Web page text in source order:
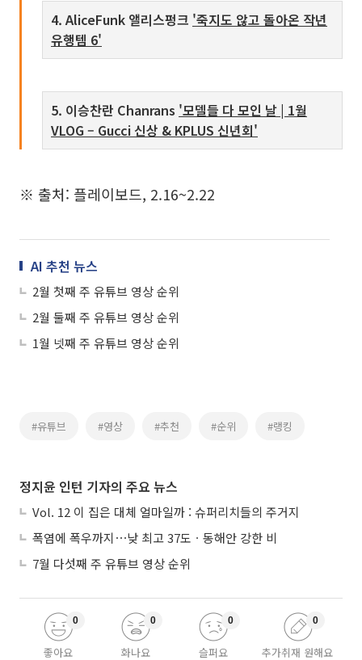
4. AliceFunk 앨리스펑크 '죽지도 않고 돌아온 작년
유행템 6'
5. 이승찬란 Chanrans '모델들 다 모인 날 | 1월
VLOG – Gucci 신상 & KPLUS 신년회'
※ 출처: 플레이보드, 2.16~2.22
AI 추천 뉴스
2월 첫째 주 유튜브 영상 순위
2월 둘째 주 유튜브 영상 순위
1월 넷째 주 유튜브 영상 순위
#유튜브 #영상 #추천 #순위 #랭킹
정지윤 인턴 기자의 주요 뉴스
Vol. 12 이 집은 대체 얼마일까 : 슈퍼리치들의 주거지
폭염에 폭우까지⋯낮 최고 37도ㆍ동해안 강한 비
7월 다섯째 주 유튜브 영상 순위
좋아요
0
화나요
0
슬퍼요
0
추가취재 원해요
0